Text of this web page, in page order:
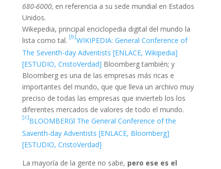
680-6000, en referencia a su sede mundial en Estados
Unidos.
Wikepedia, principal enciclopedia digital del mundo la
lista como tal. [b]WIKIPEDIA: General Conference of
The Seventh-day Adventists [ENLACE, Wikipedia]
[ESTUDIO, CristoVerdad] Bloomberg también; y
Bloomberg es una de las empresas más ricas e
importantes del mundo, que que lleva un archivo muy
preciso de todas las empresas que invierteb los los
diferentes mercados de valores de todo el mundo.
[c]BLOOMBERGl The General Conference of the
Saventh-day Adventists [ENLACE, Bloomberg]
[ESTUDIO, CristoVerdad]
La mayoría de la gente no sabe, pero ese es el